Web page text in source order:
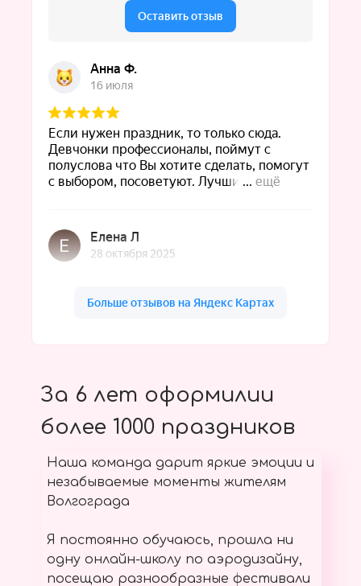
За 6 лет оформилии
более 1000 праздников
Наша команда дарит яркие эмоции и
незабываемые моменты жителям
Волгограда
Я постоянно обучаюсь, прошла ни
одну онлайн-школу по аэродизайну,
посещаю разнообразные фестивали